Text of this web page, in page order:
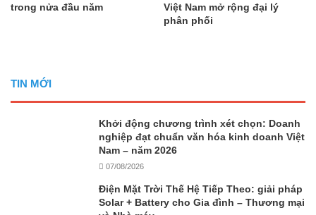
trong nửa đầu năm
Việt Nam mở rộng đại lý
phân phối
TIN MỚI
Khởi động chương trình xét chọn: Doanh
nghiệp đạt chuẩn văn hóa kinh doanh Việt
Nam – năm 2026
07/08/2026
Điện Mặt Trời Thế Hệ Tiếp Theo: giải pháp
Solar + Battery cho Gia đình – Thương mại